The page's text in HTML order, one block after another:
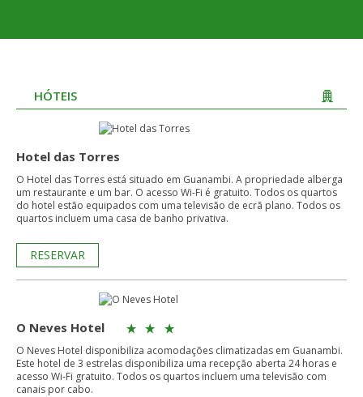
HÓTEIS
Hotel das Torres
O Hotel das Torres está situado em Guanambi. A propriedade alberga
um restaurante e um bar. O acesso Wi-Fi é gratuito. Todos os quartos
do hotel estão equipados com uma televisão de ecrã plano. Todos os
quartos incluem uma casa de banho privativa.
RESERVAR
O Neves Hotel
O Neves Hotel disponibiliza acomodações climatizadas em Guanambi.
Este hotel de 3 estrelas disponibiliza uma recepção aberta 24 horas e
acesso Wi-Fi gratuito. Todos os quartos incluem uma televisão com
canais por cabo.